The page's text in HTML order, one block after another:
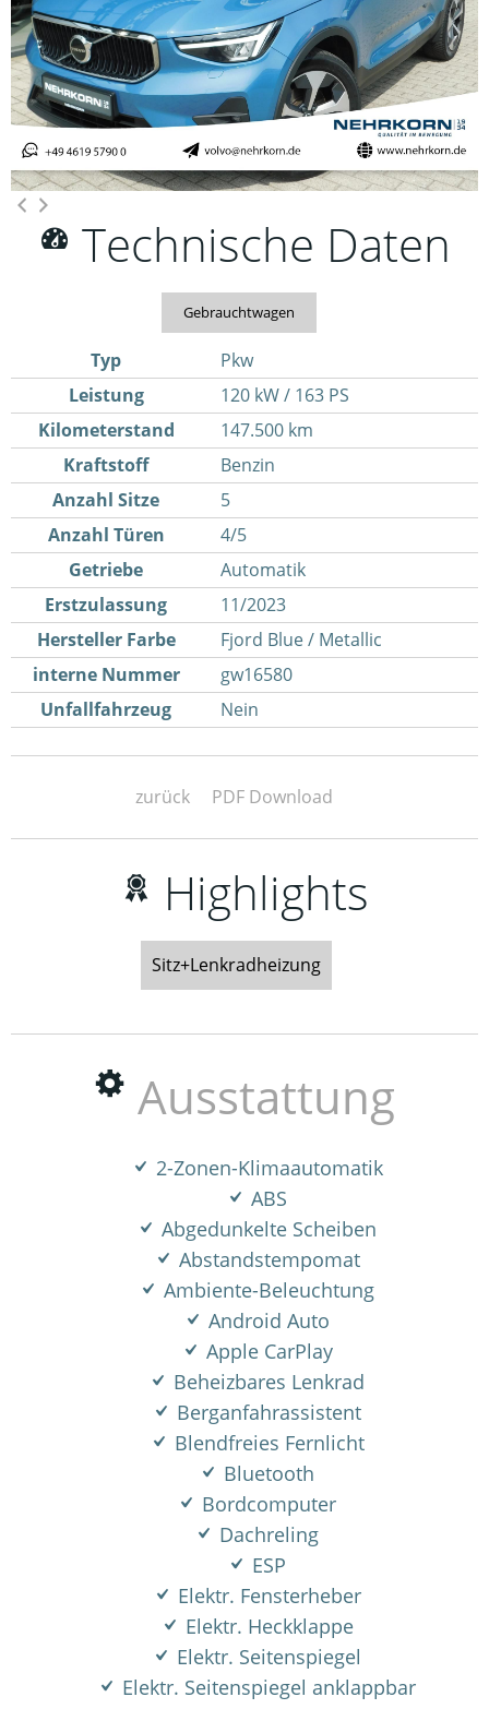
Technische Daten
Gebrauchtwagen
Typ
Pkw
Leistung
120 kW / 163 PS
Kilometerstand
147.500 km
Kraftstoff
Benzin
Anzahl Sitze
5
Anzahl Türen
4/5
Getriebe
Automatik
Erstzulassung
11/2023
Hersteller Farbe
Fjord Blue / Metallic
interne Nummer
gw16580
Unfallfahrzeug
Nein
zurück PDF Download
Highlights
Sitz+Lenkradheizung
Ausstattung
2-Zonen-Klimaautomatik
ABS
Abgedunkelte Scheiben
Abstandstempomat
Ambiente-Beleuchtung
Android Auto
Apple CarPlay
Beheizbares Lenkrad
Berganfahrassistent
Blendfreies Fernlicht
Bluetooth
Bordcomputer
Dachreling
ESP
Elektr. Fensterheber
Elektr. Heckklappe
Elektr. Seitenspiegel
Elektr. Seitenspiegel anklappbar